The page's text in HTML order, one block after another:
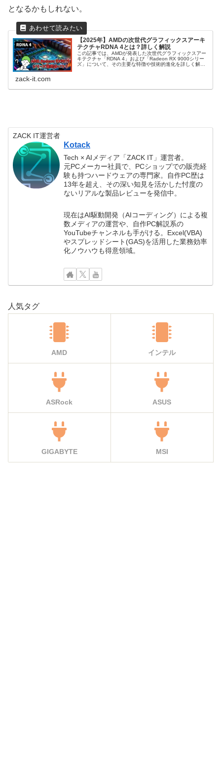
となるかもしれない。
【2025年】AMDの次世代グラフィックスアーキ
テクチャRDNA 4とは？詳しく解説
この記事では、AMDが発表した次世代グラフィックスアー
キテクチャ「RDNA 4」および「Radeon RX 9000シリー
ズ」について、その主要な特徴や技術的進化を詳しく解説
zack-it.com
ZACK IT運営者
Kotack
Tech × AIメディア「ZACK IT」運営者。
元PCメーカー社員で、PCショップでの販売経
験も持つハードウェアの専門家。自作PC歴は
13年を超え、その深い知見を活かした忖度の
ないリアルな製品レビューを発信中。
現在はAI駆動開発（AIコーディング）による複
数メディアの運営や、自作PC解説系の
YouTubeチャンネルも手がける。Excel(VBA)
やスプレッドシート(GAS)を活用した業務効率
化ノウハウも得意領域。
人気タグ
AMD インテル
ASRock ASUS
GIGABYTE MSI